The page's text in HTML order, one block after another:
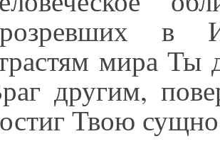
в
мира Ты
другим,
Твою